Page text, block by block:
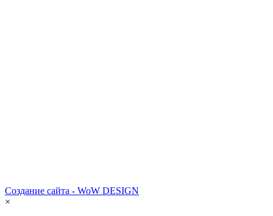
Создание сайта - WoW DESIGN
×